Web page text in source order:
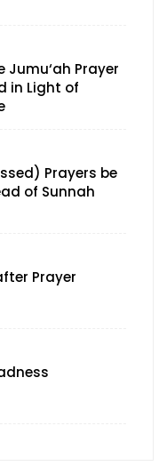
Jumu‘ah Prayer
in Light of
Prayers be
of Sunnah
Prayer